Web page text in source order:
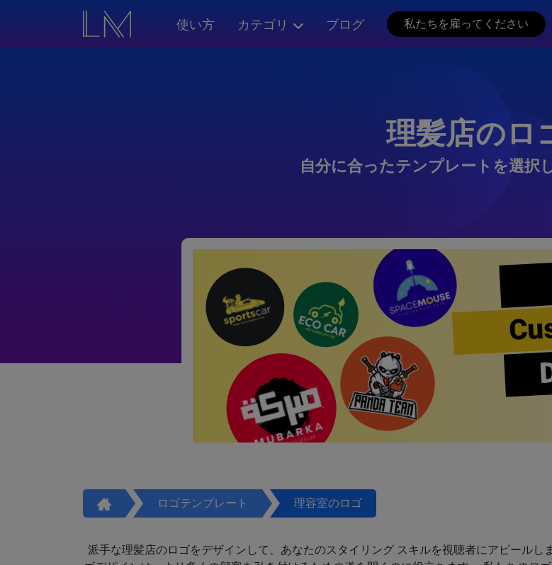
使い方 カテゴリ ブログ 私たちを雇ってください
理髪店のロ
自分に合ったテンプレートを選択
ロゴテンプレート 理容室のロゴ
派手な理髪店のロゴをデザインして、あなたのスタイリング スキルを視聴者にアピール